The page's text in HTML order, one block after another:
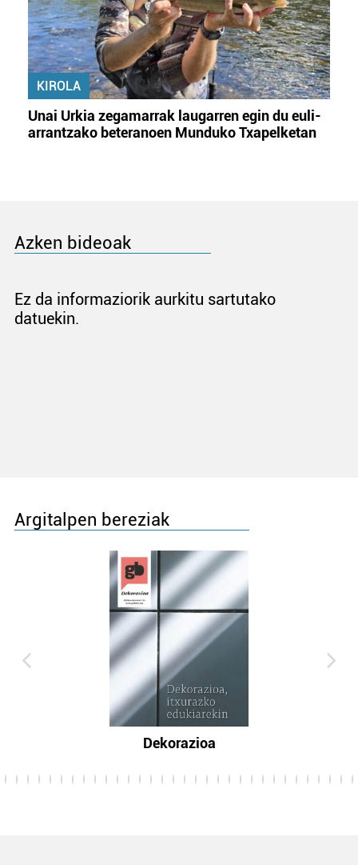
KIROLA
Unai Urkia zegamarrak laugarren egin du euli-
arrantzako beteranoen Munduko Txapelketan
Azken bideoak
Ez da informaziorik aurkitu sartutako
datuekin.
Argitalpen bereziak
Dekorazioa